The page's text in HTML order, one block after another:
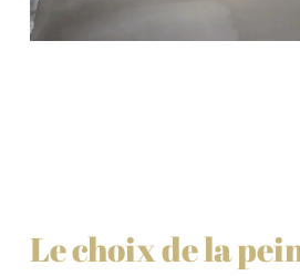
Le choix de la